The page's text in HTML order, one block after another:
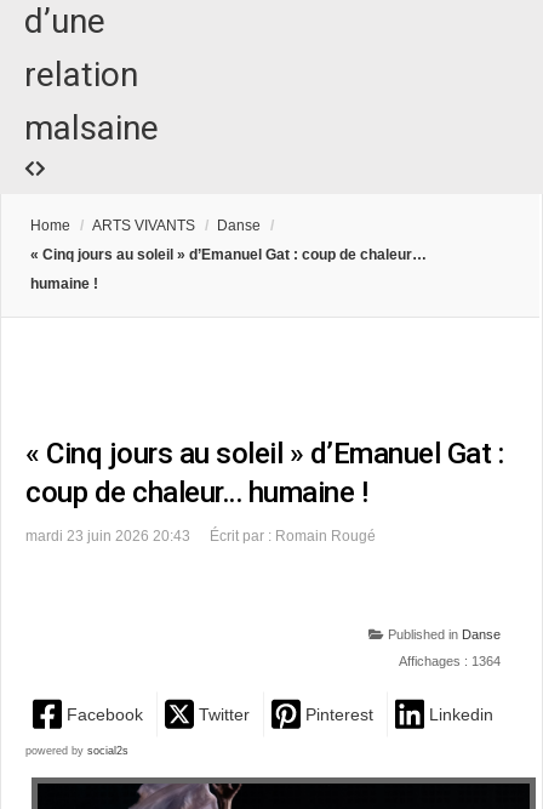
d’une
relation
malsaine
Home / ARTS VIVANTS / Danse
/
« Cinq jours au soleil » d’Emanuel Gat : coup de chaleur…
humaine !
« Cinq jours au soleil » d’Emanuel Gat :
coup de chaleur… humaine !
mardi 23 juin 2026 20:43 Écrit par : Romain Rougé
Published in Danse
Affichages : 1364
Facebook Twitter Pinterest Linkedin
powered by social2s